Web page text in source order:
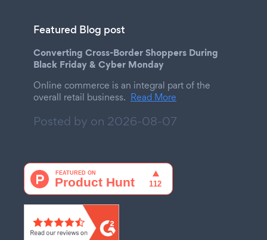
Featured Blog post
Converting Cross-Border Shoppers During
Black Friday & Cyber Monday
Online commerce is an integral part of the
overall retail business. Read More
Posted by on 2026-08-07